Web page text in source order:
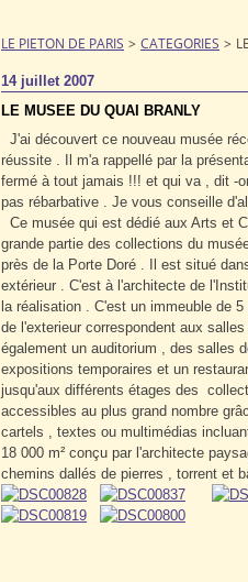
LE PIETON DE PARIS > CATEGORIES >
14 juillet 2007
LE MUSEE DU QUAI BRANLY
J'ai découvert ce nouveau musée
réussite . Il m'a rappellé par la
fermé à tout jamais !!! et qui va , dit -
pas rébarbative . Je vous conseille
Ce musée qui est dédié aux Arts et
grande partie des collections du
près de la Porte Doré . Il est situé
extérieur . C'est à l'architecte de
la réalisation . C'est un immeuble de
de l'exterieur correspondent aux
également un auditorium , des salles
expositions temporaires et un
jusqu'aux différents étages des
accessibles au plus grand nombre
cartels , textes ou multimédias
18 000 m² conçu par l'architecte
chemins dallés de pierres , torrent et